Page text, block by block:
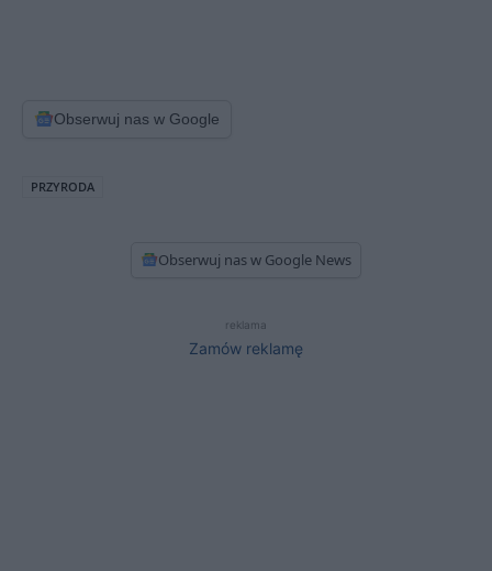
Obserwuj nas w Google
PRZYRODA
Obserwuj nas w Google News
reklama
Zamów reklamę